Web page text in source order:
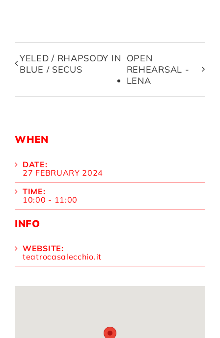
YELED / RHAPSODY IN
BLUE / SECUS
OPEN
REHEARSAL -
LENA
WHEN
DATE:
27 FEBRUARY 2024
TIME:
10:00 - 11:00
INFO
WEBSITE:
teatrocasalecchio.it